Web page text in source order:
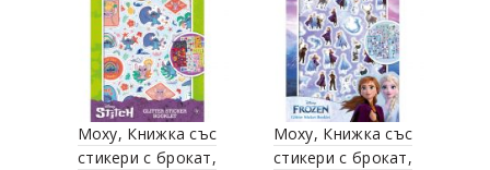
Moxy, Книжка със
стикери с брокат,
Moxy, Книжка със
стикери с брокат,